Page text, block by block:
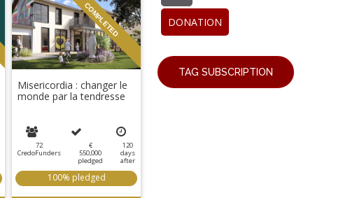
COMPLETED
Misericordia : changer le
monde par la tendresse
72
CredoFunders
€
550,000
pledged
120
days
after
100% pledged
DONATION
TAG SUBSCRIPTION